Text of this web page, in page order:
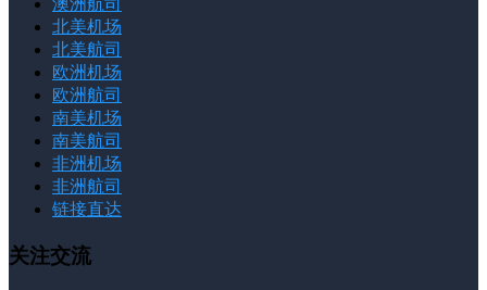
澳洲航司
北美机场
北美航司
欧洲机场
欧洲航司
南美机场
南美航司
非洲机场
非洲航司
链接直达
关注交流